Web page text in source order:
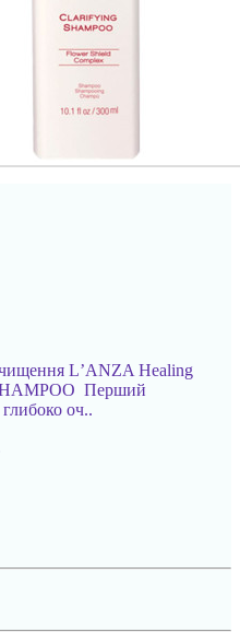
LʼANZA Healing
Перший
оч..